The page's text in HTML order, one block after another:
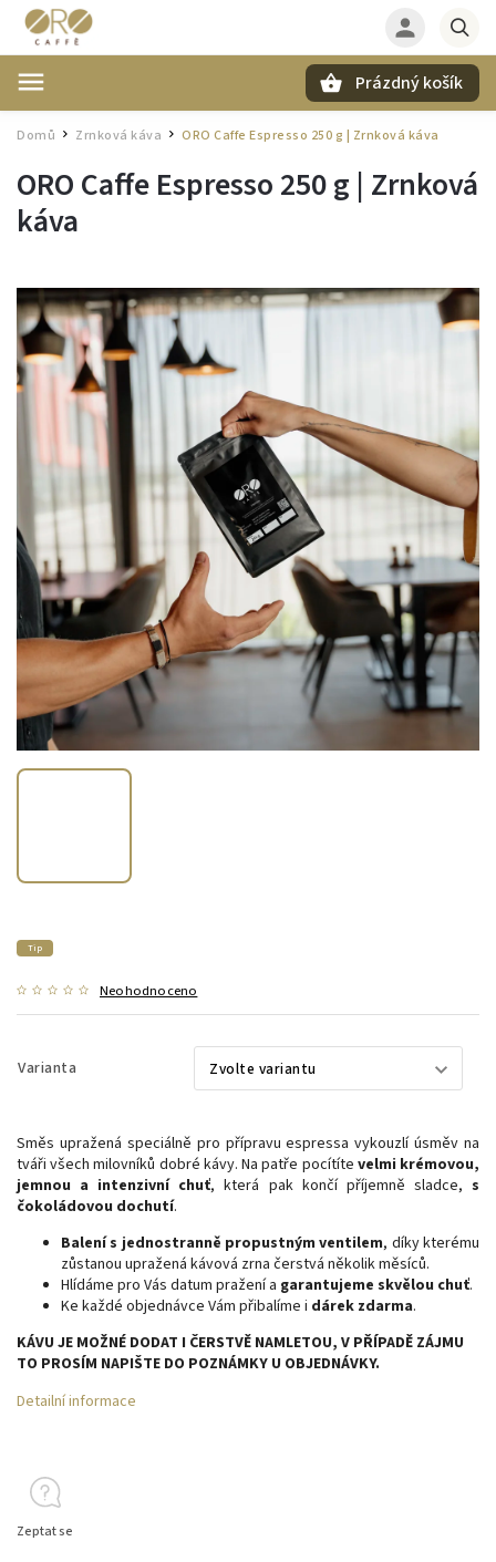
Prázdný košík
Domů / Zrnková káva / ORO Caffe Espresso 250 g | Zrnková káva
ORO Caffe Espresso 250 g | Zrnková
káva
Tip
Neohodnoceno
Varianta
Směs upražená speciálně pro přípravu espressa vykouzlí úsměv na
tváři všech milovníků dobré kávy. Na patře pocítíte velmi krémovou,
jemnou a intenzivní chuť, která pak končí příjemně sladce,s
čokoládovou dochutí.
Balení s jednostranně propustným ventilem, díky kterému
zůstanou upražená kávová zrna čerstvá několik měsíců.
Hlídáme pro Vás datum pražení a garantujeme skvělou chuť.
Ke každé objednávce Vám přibalíme i dárek zdarma.
KÁVU JE MOŽNÉ DODAT I ČERSTVĚ NAMLETOU, V PŘÍPADĚ ZÁJMU
TO PROSÍM NAPIŠTE DO POZNÁMKY U OBJEDNÁVKY.
Detailní informace
Zeptat se